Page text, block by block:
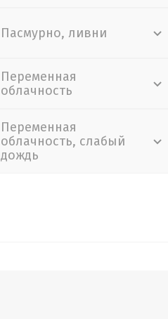
Пасмурно, ливни
Переменная
облачность
Переменная
облачность, слабый
дождь